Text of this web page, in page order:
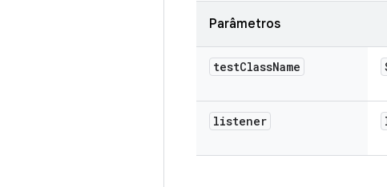
Parâmetros
testClassName
listener